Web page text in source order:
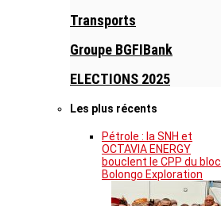
Transports
Groupe BGFIBank
ELECTIONS 2025
Les plus récents
Pétrole : la SNH et
OCTAVIA ENERGY
bouclent le CPP du bloc
Bolongo Exploration